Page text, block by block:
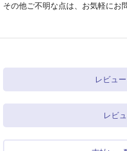
その他ご不明な点は、お気軽にお
レビュ
レビ